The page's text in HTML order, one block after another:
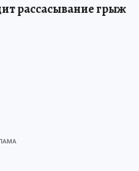
рассасывание грыж